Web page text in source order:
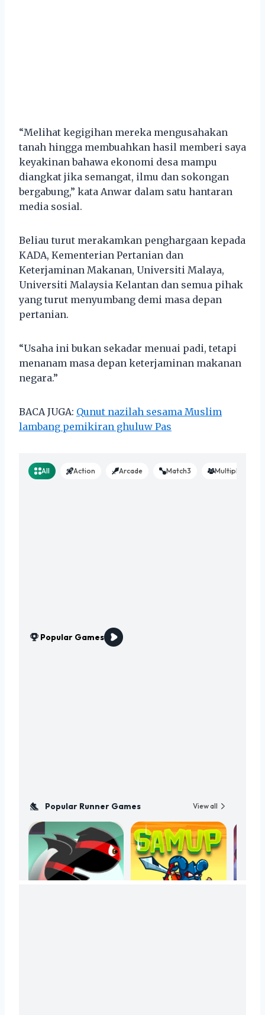
“Melihat kegigihan mereka mengusahakan
tanah hingga membuahkan hasil memberi saya
keyakinan bahawa ekonomi desa mampu
diangkat jika semangat, ilmu dan sokongan
bergabung,” kata Anwar dalam satu hantaran
media sosial.
Beliau turut merakamkan penghargaan kepada
KADA, Kementerian Pertanian dan
Keterjaminan Makanan, Universiti Malaya,
Universiti Malaysia Kelantan dan semua pihak
yang turut menyumbang demi masa depan
pertanian.
“Usaha ini bukan sekadar menuai padi, tetapi
menanam masa depan keterjaminan makanan
negara.”
BACA JUGA: Qunut nazilah sesama Muslim
lambang pemikiran ghuluw Pas